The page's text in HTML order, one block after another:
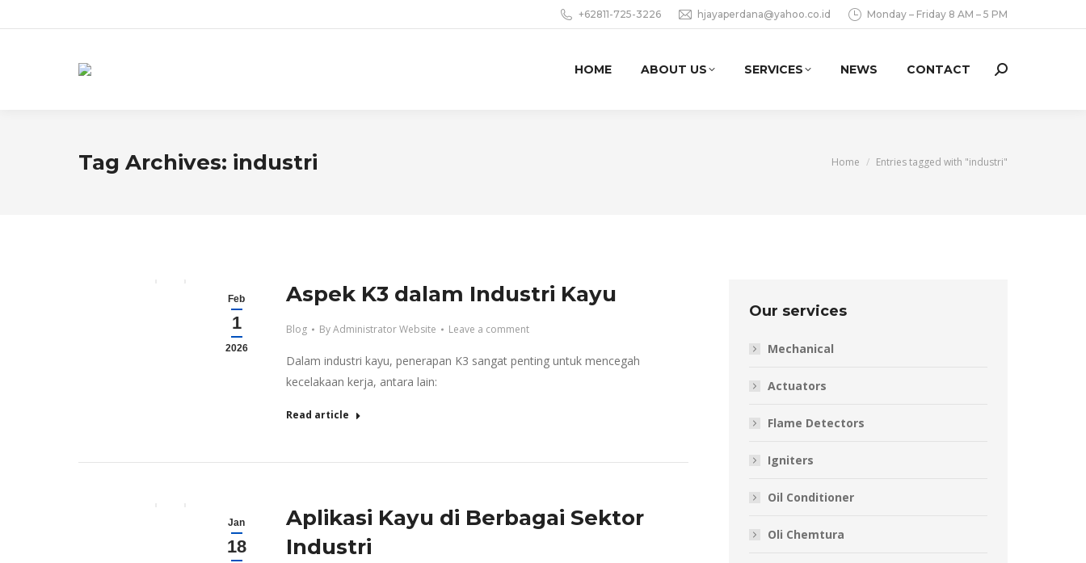
+62811-725-3226 hjayaperdana@yahoo.co.id Monday – Friday 8 AM – 5 PM
HOME ABOUT US SERVICES NEWS CONTACT Search:
Tag Archives: industri You are here:
Home Entries tagged with "industri"
Feb
1
2026
Aspek K3 dalam Industri Kayu
Blog ByAdministrator Website Leave a comment
Dalam industri kayu, penerapan K3 sangat penting untuk mencegah
kecelakaan kerja, antara lain:
Read article
Jan
18
Aplikasi Kayu di Berbagai Sektor
Industri
Our services
Mechanical
Actuators
Flame Detectors
Igniters
Oil Conditioner
Oli Chemtura